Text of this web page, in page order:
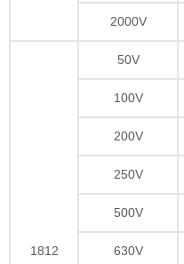
2000V
1812
50V
100V
200V
250V
500V
630V